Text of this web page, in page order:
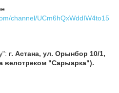
channel/UCm6hQxWddIW4to15
г. Астана, ул. Орынбор 10/1,
велотреком "Сарыарка").